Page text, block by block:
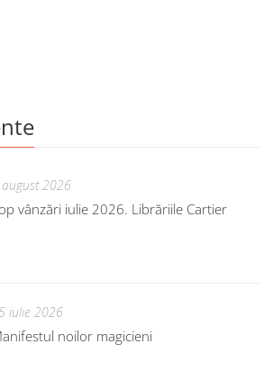
2026
vânzări iulie 2026. Librăriile Cartier
iulie 2026
noilor magicieni